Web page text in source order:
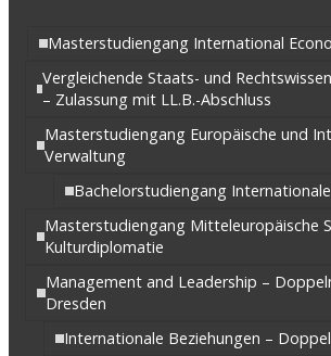
Masterstudiengang International
Vergleichende Staats- und
– Zulassung mit LL.B.-Abschluss
Masterstudiengang Europäische und
Verwaltung
Bachelorstudiengang
Masterstudiengang Mitteleuropäische
Kulturdiplomatie
Management and Leadership –
Dresden
Internationale Beziehungen –